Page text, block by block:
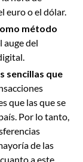
euro o el dólar.
método
auge del
sencillas que
que las que se
Por lo tanto,
de las
a este